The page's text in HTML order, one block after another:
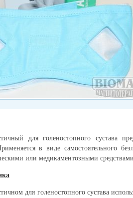
для голеностопного сустава
в виде самостоятельного
или медикаментозными
для голеностопного сустава